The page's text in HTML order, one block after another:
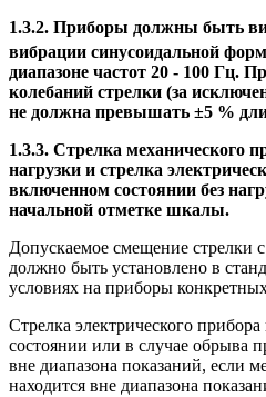
1.3.2. Приборы должны быть
вибрации синусоидальной
диапазоне частот 20 - 100 Гц.
колебаний стрелки (за
не должна превышать ±5 %
1.3.3. Стрелка механического
нагрузки и стрелка
включенном состоянии без
начальной отметке шкалы.
Допускаемое смещение стрелки
должно быть установлено в
условиях на приборы
Стрелка электрического
состоянии или в случае обрыва
вне диапазона показаний, если
находится вне диапазона